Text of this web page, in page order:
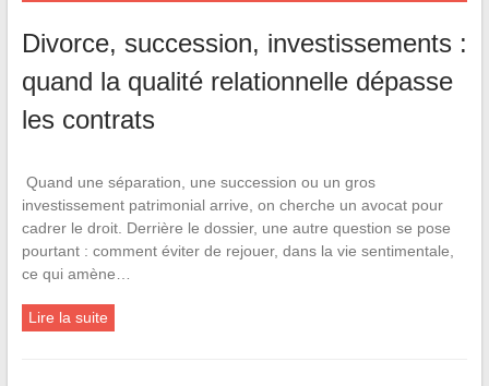
Divorce, succession, investissements :
quand la qualité relationnelle dépasse
les contrats
Quand une séparation, une succession ou un gros
investissement patrimonial arrive, on cherche un avocat pour
cadrer le droit. Derrière le dossier, une autre question se pose
pourtant : comment éviter de rejouer, dans la vie sentimentale,
ce qui amène…
Lire la suite